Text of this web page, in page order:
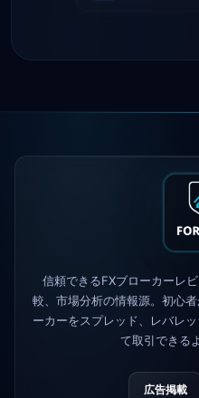
AvaTrade 規制
出金
信頼できるFXブローカーレ
較、市場分析の情報源。初心
ーカーをスプレッド、レバレ
て取引できる
広告掲載